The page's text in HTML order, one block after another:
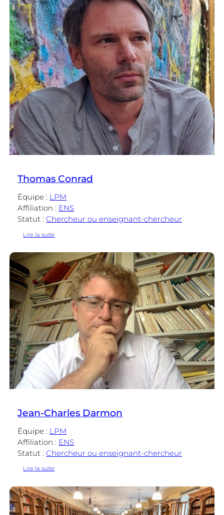
Thomas Conrad
Équipe : LPM
Affiliation : ENS
Statut :Chercheur ou enseignant-chercheur
Lire la suite
Jean-Charles Darmon
Équipe : LPM
Affiliation : ENS
Statut :Chercheur ou enseignant-chercheur
Lire la suite
Darmon